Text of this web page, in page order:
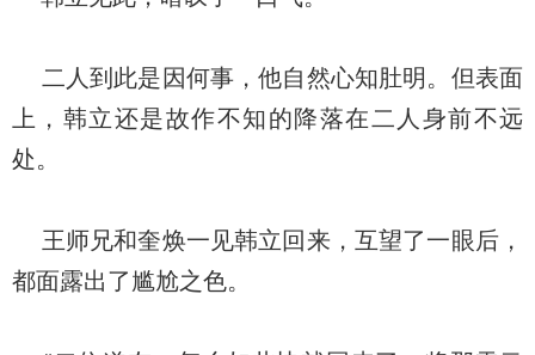
二人到此是因何事，他自然心知肚明。但表面
上，韩立还是故作不知的降落在二人身前不远
处。
王师兄和奎焕一见韩立回来，互望了一眼后，
都面露出了尴尬之色。